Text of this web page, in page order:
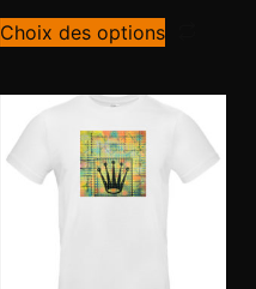
Choix des options